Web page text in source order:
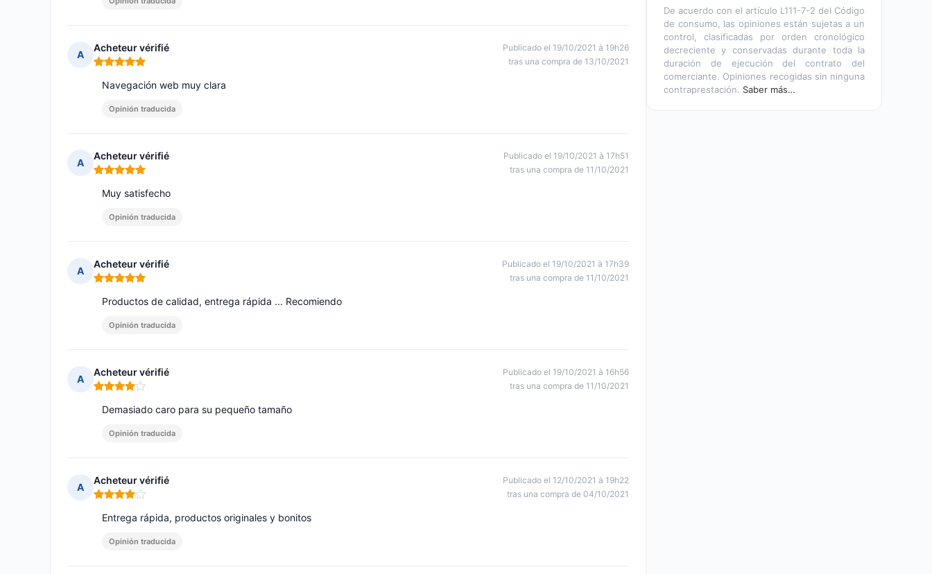
A
Acheteur vérifié
Nota: 5 de 5
Publicado el 19/10/2021 à 19h26
tras una compra de 13/10/2021
Navegación web muy clara
Opinión traducida
A
Acheteur vérifié
Nota: 5 de 5
Publicado el 19/10/2021 à 17h51
tras una compra de 11/10/2021
Muy satisfecho
Opinión traducida
A
Acheteur vérifié
Nota: 5 de 5
Publicado el 19/10/2021 à 17h39
tras una compra de 11/10/2021
Productos de calidad, entrega rápida ... Recomiendo
Opinión traducida
A
Acheteur vérifié
Nota: 4 de 5
Publicado el 19/10/2021 à 16h56
tras una compra de 11/10/2021
Demasiado caro para su pequeño tamaño
Opinión traducida
A
Acheteur vérifié
Nota: 4 de 5
Publicado el 12/10/2021 à 19h22
tras una compra de 04/10/2021
Entrega rápida, productos originales y bonitos
Opinión traducida
De acuerdo con el artículo L111-7-2 del Código
de consumo, las opiniones están sujetas a un
control, clasificadas por orden cronológico
decreciente y conservadas durante toda la
duración de ejecución del contrato del
comerciante. Opiniones recogidas sin ninguna
contraprestación. Saber más…